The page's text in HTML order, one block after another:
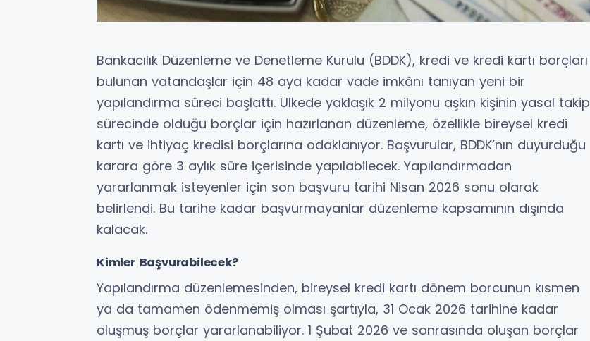
Bankacılık Düzenleme ve Denetleme Kurulu (BDDK), kredi ve kredi kartı borçları
bulunan vatandaşlar için 48 aya kadar vade imkânı tanıyan yeni bir
yapılandırma süreci başlattı. Ülkede yaklaşık 2 milyonu aşkın kişinin yasal takip
sürecinde olduğu borçlar için hazırlanan düzenleme, özellikle bireysel kredi
kartı ve ihtiyaç kredisi borçlarına odaklanıyor. Başvurular, BDDK’nın duyurduğu
karara göre 3 aylık süre içerisinde yapılabilecek. Yapılandırmadan
yararlanmak isteyenler için son başvuru tarihi Nisan 2026 sonu olarak
belirlendi. Bu tarihe kadar başvurmayanlar düzenleme kapsamının dışında
kalacak.
Kimler Başvurabilecek?
Yapılandırma düzenlemesinden, bireysel kredi kartı dönem borcunun kısmen
ya da tamamen ödenmemiş olması şartıyla, 31 Ocak 2026 tarihine kadar
oluşmuş borçlar yararlanabiliyor. 1 Şubat 2026 ve sonrasında oluşan borçlar